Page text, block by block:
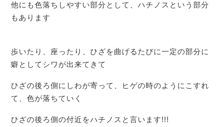
他にも色落ちしやすい部分として、ハチノスという部分
もあります
歩いたり、座ったり、ひざを曲げるたびに一定の部分に
癖としてシワが出来てきて
ひざの後ろ側にしわが寄って、ヒゲの時のようにこすれ
て、色が落ちていく
ひざの後ろ側の付近をハチノスと言います!!!